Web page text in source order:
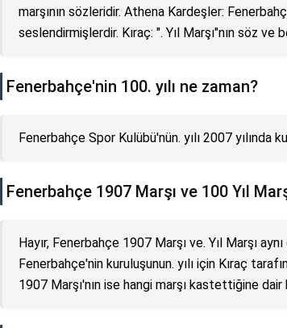
marşının sözleridir. Athena Kardeşler:
seslendirmişlerdir. Kıraç: ". Yıl Marşı"nın söz ve
Fenerbahçe'nin 100. yılı ne zaman?
Fenerbahçe Spor Kulübü'nün. yılı 2007 yılında
Fenerbahçe 1907 Marşı ve 100 Yıl
Hayır, Fenerbahçe 1907 Marşı ve. Yıl Marşı
Fenerbahçe'nin kuruluşunun. yılı için Kıraç
1907 Marşı'nın ise hangi marşı kastettiğine dair